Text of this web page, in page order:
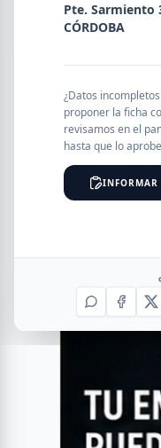
NOMBRE
SEGMENTO
Pte. Sarmiento
CÓRDOBA
¿Datos
proponer la ficha
revisamos en el
hasta que lo
INFORMAR